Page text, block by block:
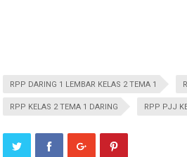
RPP DARING 1 LEMBAR KELAS 2 TEMA 1
RPP KELAS 2 TEMA 1 DARING RPP PJJ